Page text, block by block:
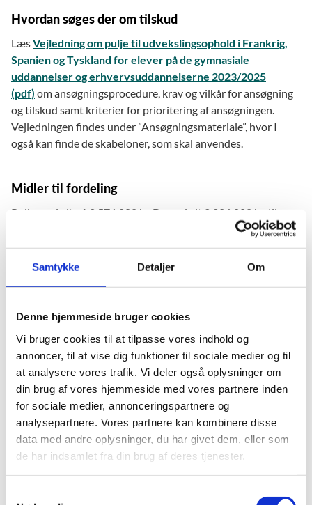
Samtykke Detaljer Om
Denne hjemmeside bruger cookies
Vi bruger cookies til at tilpasse vores indhold og
annoncer, til at vise dig funktioner til sociale medier og til
at analysere vores trafik. Vi deler også oplysninger om
din brug af vores hjemmeside med vores partnere inden
for sociale medier, annonceringspartnere og
analysepartnere. Vores partnere kan kombinere disse
data med andre oplysninger, du har givet dem, eller som
de har indsamlet fra din brug af deres tjenester.
Hvordan søges der om tilskud
LæsVejledning om pulje til udvekslingsophold i Frankrig,
Spanien og Tyskland for elever på de gymnasiale
uddannelser og erhvervsuddannelserne 2023/2025
(pdf) om ansøgningsprocedure, krav og vilkår for ansøgning
og tilskud samt kriterier for prioritering af ansøgningen.
Vejledningen findes under ”Ansøgningsmateriale”, hvor I
også kan finde de skabeloner, som skal anvendes.
Midler til fordeling
Puljen er i alt på 2.576.000 kr. Der er i alt 2.226.000 kr. til
fordeling på det gymnasiale område. Ved fordeling af
midlerne tilstræbes en ligelig fordeling af midler mellem
udvekslingsophold i de tre lande.
tilstræbes en ligelig fordeling af midler mellem
Ansøgningsfrist
Frist for indsendelse af ansøgning er tirsdag 29. august 2023